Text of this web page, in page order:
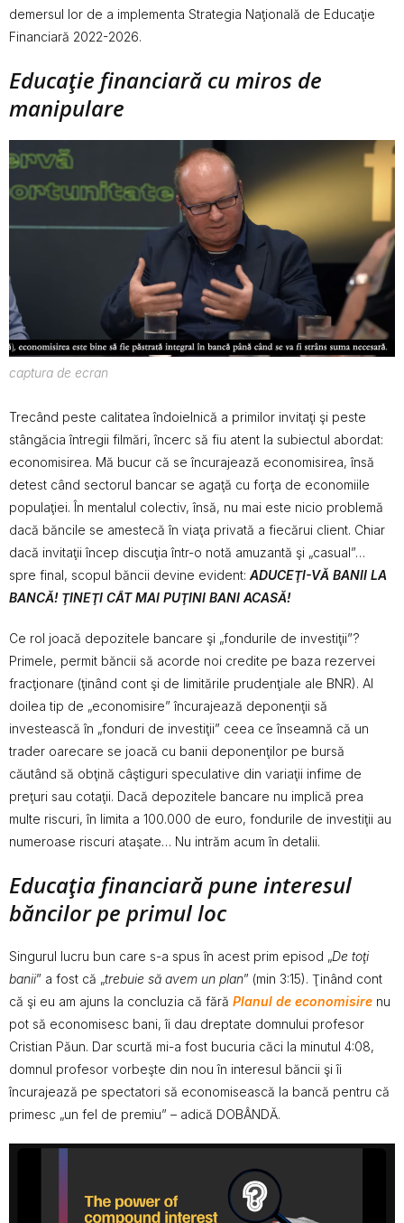
demersul lor de a implementa Strategia Naţională de Educaţie
Financiară 2022-2026.
Educaţie financiară cu miros de
manipulare
captura de ecran
Trecând peste calitatea îndoielnică a primilor invitaţi şi peste
stângăcia întregii filmări, încerc să fiu atent la subiectul abordat:
economisirea. Mă bucur că se încurajează economisirea, însă
detest când sectorul bancar se agaţă cu forţa de economiile
populaţiei. În mentalul colectiv, însă, nu mai este nicio problemă
dacă băncile se amestecă în viaţa privată a fiecărui client. Chiar
dacă invitaţii încep discuţia într-o notă amuzantă şi „casual”…
spre final, scopul băncii devine evident: ADUCEŢI-VĂ BANII LA
BANCĂ! ŢINEŢI CÂT MAI PUŢINI BANI ACASĂ!
Ce rol joacă depozitele bancare şi „fondurile de investiţii”?
Primele, permit băncii să acorde noi credite pe baza rezervei
fracţionare (ţinând cont şi de limitările prudenţiale ale BNR). Al
doilea tip de „economisire” încurajează deponenţii să
investească în „fonduri de investiţii” ceea ce înseamnă că un
trader oarecare se joacă cu banii deponenţilor pe bursă
căutând să obţină câştiguri speculative din variaţii infime de
preţuri sau cotaţii. Dacă depozitele bancare nu implică prea
multe riscuri, în limita a 100.000 de euro, fondurile de investiţii au
numeroase riscuri ataşate… Nu intrăm acum în detalii.
Educaţia financiară pune interesul
băncilor pe primul loc
Singurul lucru bun care s-a spus în acest prim episod „De toţi
banii” a fost că „trebuie să avem un plan” (min 3:15). Ţinând cont
că şi eu am ajuns la concluzia că fără Planul de economisire nu
pot să economisesc bani, îi dau dreptate domnului profesor
Cristian Păun. Dar scurtă mi-a fost bucuria căci la minutul 4:08,
domnul profesor vorbeşte din nou în interesul băncii şi îi
încurajează pe spectatori să economisească la bancă pentru că
primesc „un fel de premiu” – adică DOBÂNDĂ.